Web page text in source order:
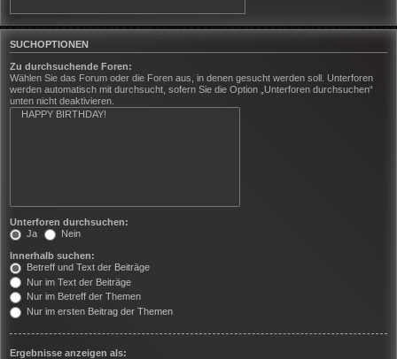
SUCHOPTIONEN
Zu durchsuchende Foren:
Wählen Sie das Forum oder die Foren aus, in denen gesucht werden soll. Unterforen
werden automatisch mit durchsucht, sofern Sie die Option „Unterforen durchsuchen“
unten nicht deaktivieren.
Unterforen durchsuchen:
Ja
Nein
Innerhalb suchen:
Betreff und Text der Beiträge
Nur im Text der Beiträge
Nur im Betreff der Themen
Nur im ersten Beitrag der Themen
Ergebnisse anzeigen als: